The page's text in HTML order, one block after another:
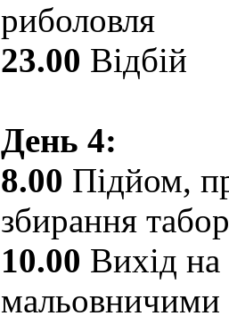
риболовля
23.00 Відбій
День 4:
8.00 Підйом,
збирання
10.00 Вихід